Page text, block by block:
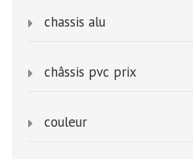
chassis alu
châssis pvc prix
couleur